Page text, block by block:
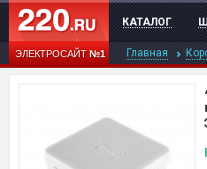
ЭЛЕКТРОСАЙТ№1
КАТАЛОГ
Главная